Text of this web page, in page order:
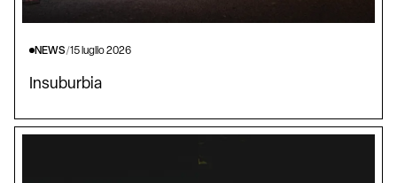
NEWS/15 luglio 2026
Insuburbia